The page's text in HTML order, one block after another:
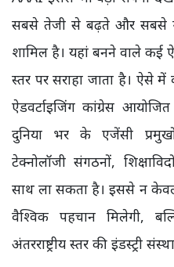
सबसे तेजी से बढ़ते और सबसे
शामिल है। यहां बनने वाले कई
स्तर पर सराहा जाता है। ऐसे में
ऐडवर्टाइजिंग कांग्रेस
दुनिया भर के एजेंसी
टेक्नोलॉजी संगठनों,
साथ ला सकता है। इससे न केवल
वैश्विक पहचान मिलेगी,
अंतरराष्ट्रीय स्तर की इंडस्ट्री